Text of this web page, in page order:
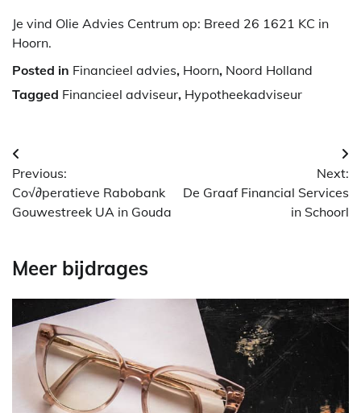
Je vind Olie Advies Centrum op: Breed 26 1621 KC in
Hoorn.
Posted in Financieel advies, Hoorn, Noord Holland
Tagged Financieel adviseur, Hypotheekadviseur
Berichtnavigatie
Previous:
Co√∂peratieve Rabobank
Gouwestreek UA in Gouda
Next:
De Graaf Financial Services
in Schoorl
Meer bijdrages